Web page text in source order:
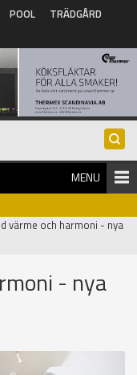
POOL
TRÄDGÅRD
MENU
värme och harmoni - nya
- nya